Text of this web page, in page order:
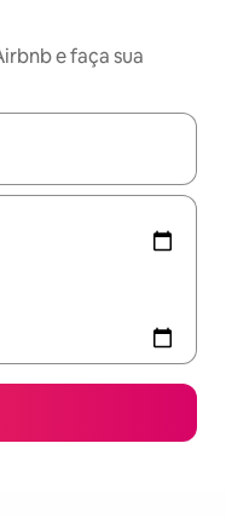
e faça sua
explore-os